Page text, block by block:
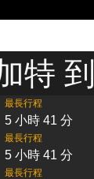
特
最長行程
5 小時 41 分
最長行程
5 小時 41 分
最長行程